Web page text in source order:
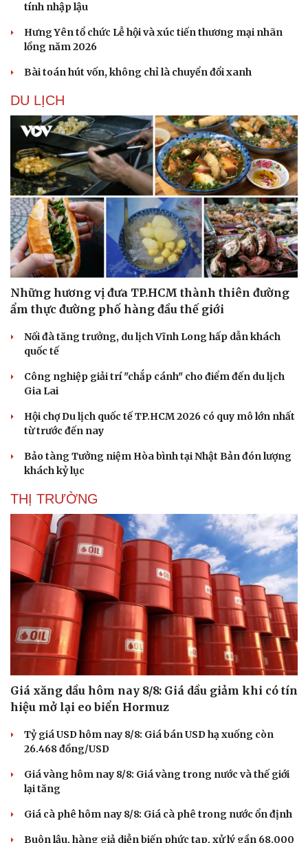
Văn hóa
Sân khấu - Điện ảnh
Văn học
Âm nhạc
Di sản
Thời trang
tính nhập lậu
Hưng Yên tổ chức Lễ hội và xúc tiến thương mại nhãn
lồng năm 2026
Bài toán hút vốn, không chỉ là chuyển đổi xanh
DU LỊCH
Những hương vị đưa TP.HCM thành thiên đường
ẩm thực đường phố hàng đầu thế giới
Nối đà tăng trưởng, du lịch Vĩnh Long hấp dẫn khách
quốc tế
Công nghiệp giải trí "chắp cánh" cho điểm đến du lịch
Gia Lai
Hội chợ Du lịch quốc tế TP.HCM 2026 có quy mô lớn nhất
từ trước đến nay
Bảo tàng Tưởng niệm Hòa bình tại Nhật Bản đón lượng
khách kỷ lục
THỊ TRƯỜNG
Giá xăng dầu hôm nay 8/8: Giá dầu giảm khi có tín
hiệu mở lại eo biển Hormuz
Tỷ giá USD hôm nay 8/8: Giá bán USD hạ xuống còn
26.468 đồng/USD
Giá vàng hôm nay 8/8: Giá vàng trong nước và thế giới
lại tăng
Giá cà phê hôm nay 8/8: Giá cà phê trong nước ổn định
Buôn lậu, hàng giả diễn biến phức tạp, xử lý gần 68.000